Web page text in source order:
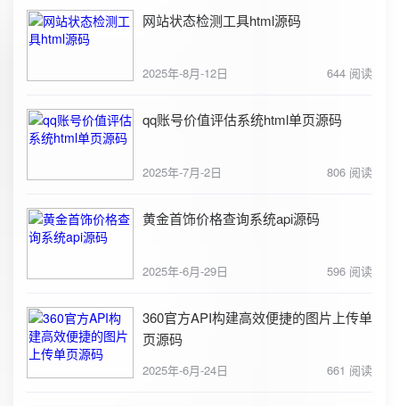
网站状态检测工具html源码
2025年-8月-12日 644 阅读
qq账号价值评估系统html单页源码
2025年-7月-2日 806 阅读
黄金首饰价格查询系统api源码
2025年-6月-29日 596 阅读
360官方API构建高效便捷的图片上传单
页源码
2025年-6月-24日 661 阅读